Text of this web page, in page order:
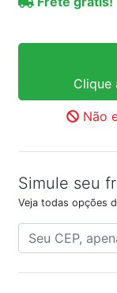
Clique
Não
Simule seu
Veja todas opções